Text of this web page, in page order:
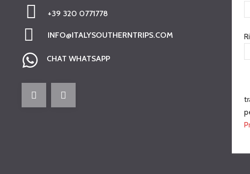
+39 320 0771778
INFO@ITALYSOUTHERNTRIPS.COM
CHAT WHATSAPP